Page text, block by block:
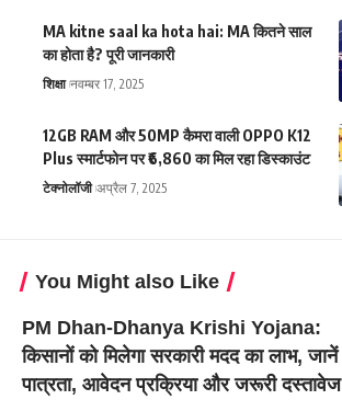
MA kitne saal ka hota hai: MA कितने साल
का होता है? पूरी जानकारी
शिक्षा नवम्बर 17, 2025
12GB RAM और 50MP कैमरा वाली OPPO K12
Plus स्मार्टफोन पर ₹6,860 का मिल रहा डिस्काउंट
टेक्नोलॉजी अप्रैल 7, 2025
You Might also Like
PM Dhan-Dhanya Krishi Yojana:
किसानों को मिलेगा सरकारी मदद का लाभ, जानें
पात्रता, आवेदन प्रक्रिया और जरूरी दस्तावेज